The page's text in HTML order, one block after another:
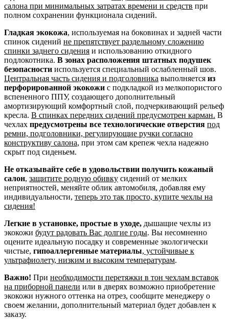
салона при минимальных затратах времени и средств при
полном сохранении функционала сидений.
Гладкая экокожа, используемая на боковинах и задней части
спинок сидений не препятствует раздельному сложению
спинки заднего сидения и использованию откидного
подлокотника. В зонах расположения штатных подушек
безопасности используется специальный ослабленный шов.
Центральная часть сидения и подголовника выполняется из
перфорированной экокожи с подкладкой из мелкопористого
вспененного ППУ, создающего дополнительный
амортизирующий комфортный слой, подчеркивающий рельеф
кресла. В спинках передних сидений предусмотрен карман. В
чехлах предусмотрены все технологические отверстия под
ремни, подголовники, регулирующие ручки согласно
конструктиву салона, при этом сам крепеж чехла надежно
скрыт под сиденьем.
Не отказывайте себе в удовольствии получить кожаный
салон, защитите родную обивку сидений от мелких
неприятностей, меняйте облик автомобиля, добавляя ему
индивидуальности, теперь это так просто, купите чехлы на
сидения!
Легкие в установке, простые в уходе, дышащие чехлы из
экокожи будут радовать Вас долгие годы. Вы несомненно
оцените идеальную посадку и современные экологически
чистые, гипоаллергенные материалы, устойчивые к
ультрафиолету, низким и высоким температурам.
Важно! При необходимости перетяжки в тон чехлам вставок
на приборной панели или в дверях возможно приобретение
экокожи нужного оттенка на отрез, сообщите менеджеру о
своем желании, дополнительный материал будет добавлен к
заказу.